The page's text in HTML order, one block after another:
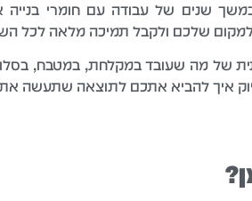
שנים של עבודה עם חומרי בנייה
שלכם ולקבל תמיכה מלאה לכל
של מה שעובד במקלחת, במטבח, בסלון
איך להביא אתכם לתוצאה שתעשה